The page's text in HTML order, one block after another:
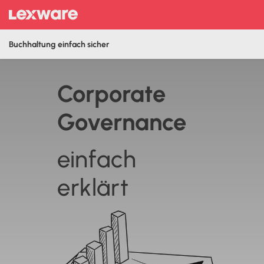
Buchhaltung einfach sicher
Corpo­rate
Gover­nance
einfach
erklärt